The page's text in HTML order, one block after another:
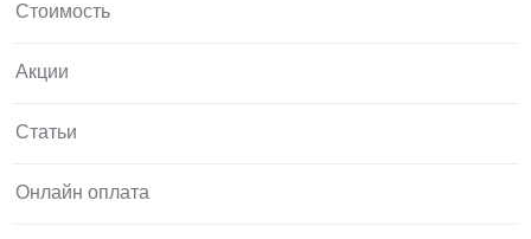
Стоимость
Акции
Статьи
Онлайн оплата